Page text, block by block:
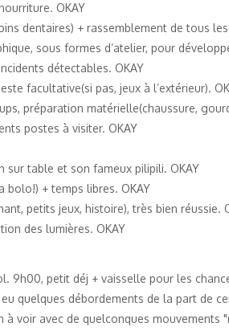
OKAY
dentaires) + rassemblement de tous
sous formes d’atelier, pour
détectables. OKAY
facultative(si pas, jeux à l’extérieur).
préparation matérielle(chaussure,
postes à visiter. OKAY
sur table et son fameux pilipili. OKAY
+ temps libres. OKAY
petits jeux, histoire), très bien réussie.
des lumières. OKAY
petit déj + vaisselle pour les
quelques débordements de la part de
voir avec de quelconques